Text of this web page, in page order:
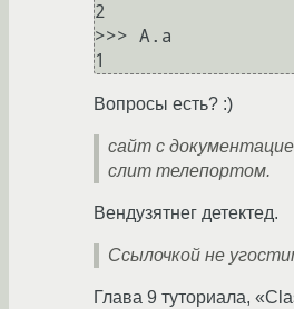
2
>>> A.a
Вопросы есть? :)
сайт с
слит телепортом.
Вендузятнег детектед.
Ссылочкой не
Глава 9 туториала,